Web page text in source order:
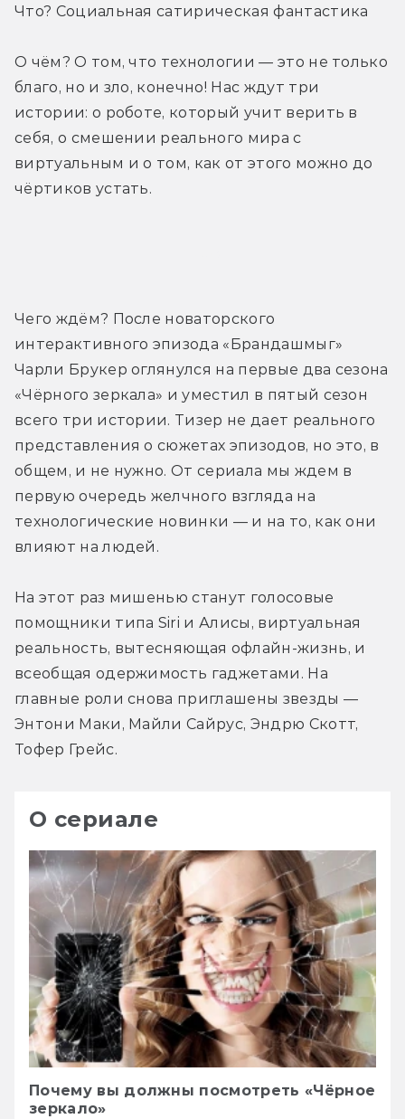
Что? Социальная сатирическая фантастика
О чём? О том, что технологии — это не только
благо, но и зло, конечно! Нас ждут три
истории: о роботе, который учит верить в
себя, о смешении реального мира с
виртуальным и о том, как от этого можно до
чёртиков устать.
Чего ждём? После новаторского
интерактивного эпизода «Брандашмыг»
Чарли Брукер оглянулся на первые два сезона
«Чёрного зеркала» и уместил в пятый сезон
всего три истории. Тизер не дает реального
представления о сюжетах эпизодов, но это, в
общем, и не нужно. От сериала мы ждем в
первую очередь желчного взгляда на
технологические новинки — и на то, как они
влияют на людей.
На этот раз мишенью станут голосовые
помощники типа Siri и Алисы, виртуальная
реальность, вытесняющая офлайн-жизнь, и
всеобщая одержимость гаджетами. На
главные роли снова приглашены звезды —
Энтони Маки, Майли Сайрус, Эндрю Скотт,
Тофер Грейс.
О сериале
Почему вы должны посмотреть «Чёрное
зеркало»